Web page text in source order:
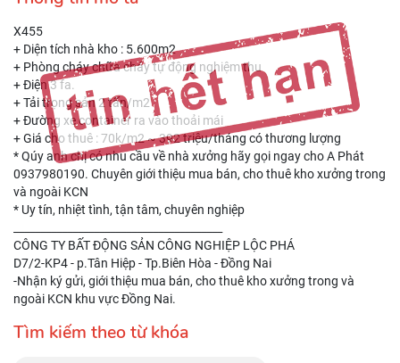
X455
+ Diện tích nhà kho : 5.600m2
+ Phòng cháy chữa cháy tự động nghiệm thu
+ Điện 3 fa.
+ Tải trọng sản 2 tấn/m2
+ Đường xe container ra vào thoải mái
+ Giá cho thuê : 70k/m2 ~ 392 triệu/tháng có thương lượng
* Qúy anh chị có nhu cầu về nhà xưởng hãy gọi ngay cho A Phát
0937980190. Chuyên giới thiệu mua bán, cho thuê kho xưởng trong
và ngoài KCN
* Uy tín, nhiệt tình, tận tâm, chuyên nghiệp
CÔNG TY BẤT ĐỘNG SẢN CÔNG NGHIỆP LỘC PHÁ
D7/2-KP4 - p.Tân Hiệp - Tp.Biên Hòa - Đồng Nai
-Nhận ký gửi, giới thiệu mua bán, cho thuê kho xưởng trong và
ngoài KCN khu vực Đồng Nai.
Tìm kiếm theo từ khóa